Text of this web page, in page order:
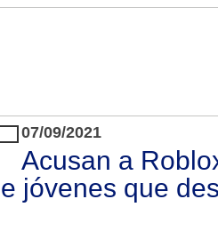
07/09/2021
Acusan a
jóvenes que